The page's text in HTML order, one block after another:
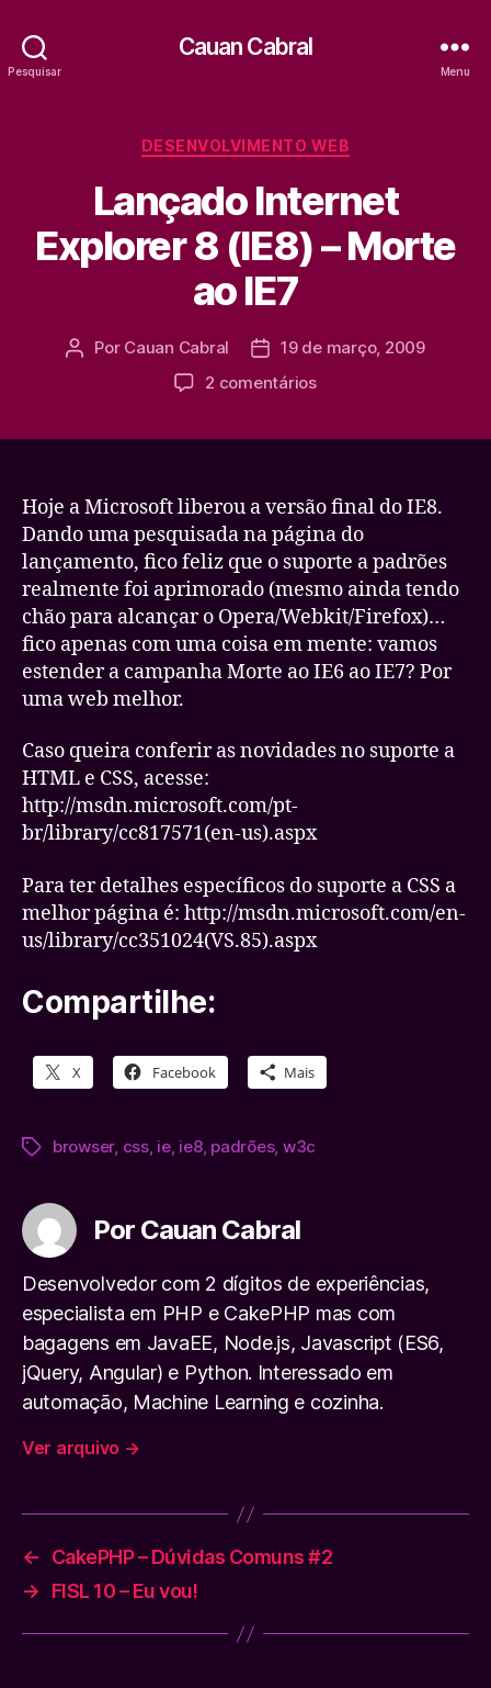
Pesquisar
Cauan Cabral
Menu
Categorias
DESENVOLVIMENTO WEB
Lançado Internet
Explorer 8 (IE8) – Morte
ao IE7
Autor
Por Cauan Cabral
Data19 de março, 2009
2 comentáriosem
(IE8)
–
ao
IE7
Hoje a Microsoft liberou a versão final do IE8.
Dando uma pesquisada na página do
lançamento, fico feliz que o suporte a padrões
realmente foi aprimorado (mesmo ainda tendo
chão para alcançar o Opera/Webkit/Firefox)…
fico apenas com uma coisa em mente: vamos
estender a campanha Morte ao IE6 ao IE7? Por
uma web melhor.
Caso queira conferir as novidades no suporte a
HTML e CSS, acesse:
http://msdn.microsoft.com/pt-
br/library/cc817571(en-us).aspx
Para ter detalhes específicos do suporte a CSS a
melhor página é: http://msdn.microsoft.com/en-
us/library/cc351024(VS.85).aspx
Compartilhe:
X Facebook Mais
Tagsbrowser, css, ie, ie8, padrões, w3c
Por Cauan Cabral
Desenvolvedor com 2 dígitos de experiências,
especialista em PHP e CakePHP mas com
bagagens em JavaEE, Node.js, Javascript (ES6,
jQuery, Angular) e Python. Interessado em
automação, Machine Learning e cozinha.
Ver arquivo →
←
CakePHP – Dúvidas Comuns #2
→
FISL 10 – Eu vou!